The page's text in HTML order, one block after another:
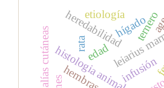
leiarius
heredabilidad
histologia animal
hígado
rata
hembras infusión
ternero
edad
anomalías cutáneas
etiología